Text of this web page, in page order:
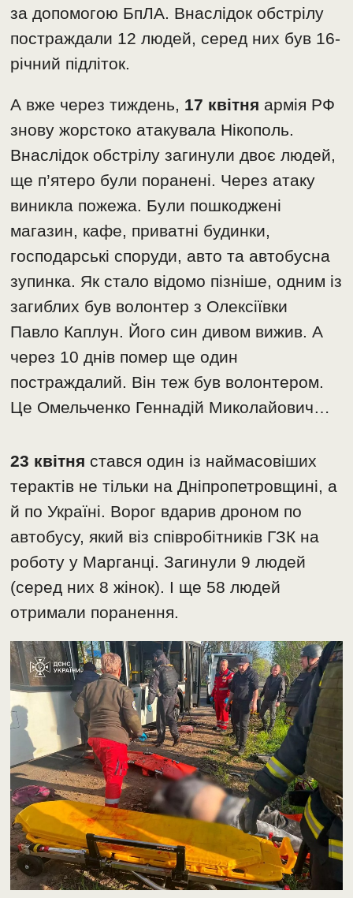
за допомогою БпЛА. Внаслідок обстрілу
постраждали 12 людей, серед них був 16-
річний підліток.
А вже через тиждень, 17 квітня армія РФ
знову жорстоко атакувала Нікополь.
Внаслідок обстрілу загинули двоє людей,
ще п’ятеро були поранені. Через атаку
виникла пожежа. Були пошкоджені
магазин, кафе, приватні будинки,
господарські споруди, авто та автобусна
зупинка. Як стало відомо пізніше, одним із
загиблих був волонтер з Олексіївки
Павло Каплун. Його син дивом вижив. А
через 10 днів помер ще один
постраждалий. Він теж був волонтером.
Це Омельченко Геннадій Миколайович…
23 квітня стався один із наймасовіших
терактів не тільки на Дніпропетровщині, а
й по Україні. Ворог вдарив дроном по
автобусу, який віз співробітників ГЗК на
роботу у Марганці. Загинули 9 людей
(серед них 8 жінок). І ще 58 людей
отримали поранення.